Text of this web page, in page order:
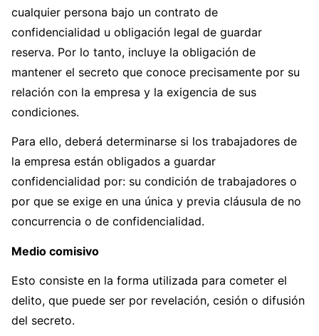
cualquier persona bajo un contrato de
confidencialidad u obligación legal de guardar
reserva. Por lo tanto, incluye la obligación de
mantener el secreto que conoce precisamente por su
relación con la empresa y la exigencia de sus
condiciones.
Para ello, deberá determinarse si los trabajadores de
la empresa están obligados a guardar
confidencialidad por: su condición de trabajadores o
por que se exige en una única y previa cláusula de no
concurrencia o de confidencialidad.
Medio comisivo
Esto consiste en la forma utilizada para cometer el
delito, que puede ser por revelación, cesión o difusión
del secreto.